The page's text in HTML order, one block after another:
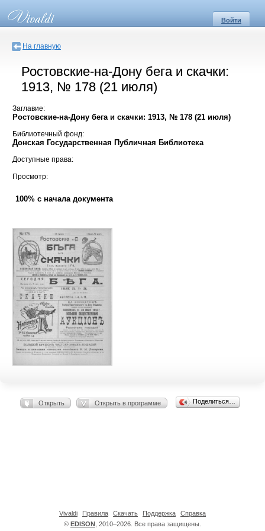
Войти
На главную
Ростовские-на-Дону бега и скачки:
1913, № 178 (21 июля)
Заглавие:
Ростовские-на-Дону бега и скачки: 1913, № 178 (21 июля)
Библиотечный фонд:
Донская Государственная Публичная Библиотека
Доступные права:
Просмотр:
100% с начала документа
Открыть Открыть в программе Поделиться…
© EDISON , 2010–2026. Все права защищены.
Vivaldi Правила Скачать Поддержка Справка